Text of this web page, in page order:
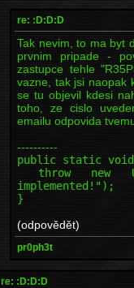
re: :D:D:D
Tak nevim, to ma byt
prvnim pripade -
zastupce tehle
vazne, tak jsi naopak
se tu objevil kdesi
toho, ze cislo
emailu odpovida
----------
public static
throw new
implemented!");
}
(odpovědět)
pr0ph3t
re: :D:D:D